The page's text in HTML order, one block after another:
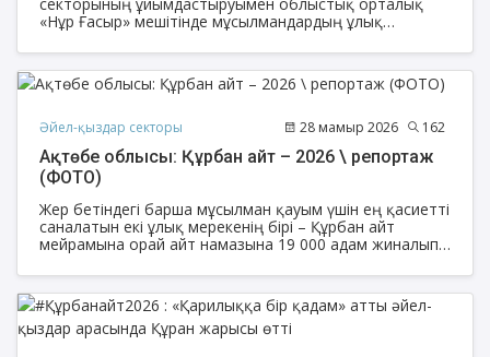
«Нұр Ғасыр» мешітінде мұсылмандардың ұлық
ерекше рухани әрі мерекелік көңіл-күйде басқосты.
Әйел-қыздар секторы 28 мамыр 2026 162
Ақтөбе облысы: Құрбан айт – 2026 \ репортаж
(ФОТО)
Жер бетіндегі барша мұсылман қауым үшін ең қасиетті
саналатын екі ұлық мерекенің бірі – Құрбан айт
мейрамына орай айт намазына 19 000 адам жиналып,
өтті.